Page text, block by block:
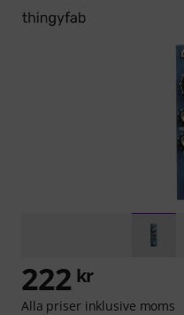
222 kr
Alla priser inklusive moms